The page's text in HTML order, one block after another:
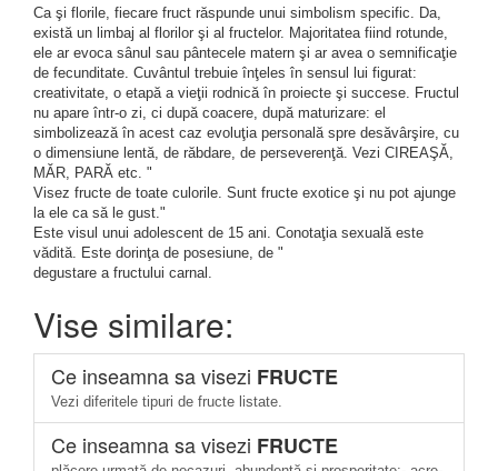
Ca şi florile, fiecare fruct răspunde unui simbolism specific. Da,
există un limbaj al florilor şi al fructelor. Majoritatea fiind rotunde,
ele ar evoca sânul sau pântecele matern şi ar avea o semnificaţie
de fecunditate. Cuvântul trebuie înţeles în sensul lui figurat:
creativitate, o etapă a vieţii rodnică în proiecte şi succese. Fructul
nu apare într-o zi, ci după coacere, după maturizare: el
simbolizează în acest caz evoluţia personală spre desăvârşire, cu
o dimensiune lentă, de răbdare, de perseverenţă. Vezi CIREAŞĂ,
MĂR, PARĂ etc. "
Visez fructe de toate culorile. Sunt fructe exotice şi nu pot ajunge
la ele ca să le gust."
Este visul unui adolescent de 15 ani. Conotaţia sexuală este
vădită. Este dorinţa de posesiune, de "
degustare a fructului carnal.
Vise similare:
Ce inseamna sa visezi FRUCTE
Vezi diferitele tipuri de fructe listate.
Ce inseamna sa visezi FRUCTE